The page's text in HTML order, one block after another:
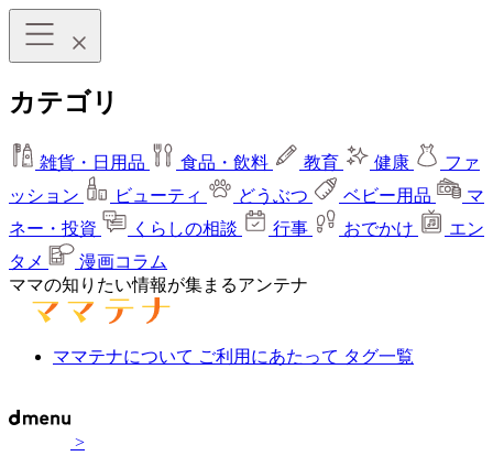
カテゴリ
雑貨・日用品 食品・飲料 教育 健康
ファ
ッション
ビューティ どうぶつ ベビー用品
マ
ネー・投資
くらしの相談 行事 おでかけ
エン
タメ
漫画コラム
ママの知りたい情報が集まるアンテナ
ママテナについて ご利用にあたって タグ一覧
>